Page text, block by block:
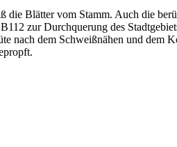
Blätter vom Stamm. Auch die
zur Durchquerung des
nach dem Schweißnähen und dem